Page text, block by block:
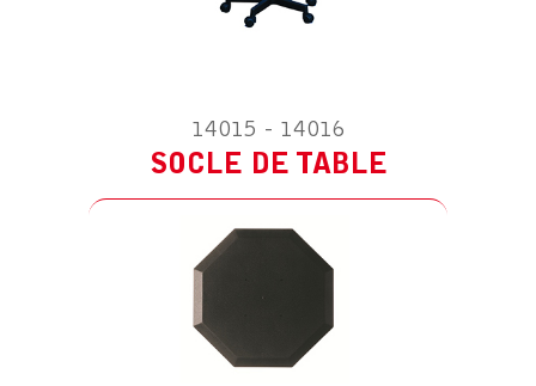
14015 - 14016
SOCLE DE TABLE
ACCESSOIRE POUR SOLUS 9
TRANSFORMATEUR EU 100-240/24V